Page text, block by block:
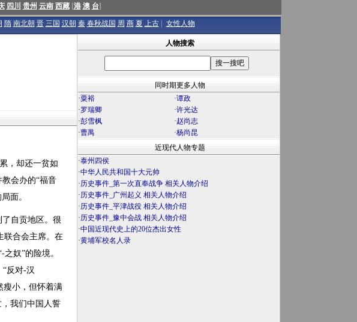
四川 贵州 云南 西藏[港 澳 台]
隋 南北朝 晋 三国 汉朝 秦 春秋战国 周 商 夏 上古 女性人物
，却还一贫如
会办的“福音
面。
自贡地区。很
联合会主席。在
奴”的险境。
反对-汉
瘦小，但怀着满
我们中国人誓
人物搜索
同时期更多人物
·粟裕 ·谭政
·罗瑞卿 ·许光达
·彭雪枫 ·赵尚志
·曹禺 ·杨尚昆
近现代人物专题
·泰州四侯
·中华人民共和国十大元帅
·历史事件_第一次直奉战争 相关人物介绍
·历史事件_广州起义 相关人物介绍
·历史事件_平津战役 相关人物介绍
·历史事件_豫中会战 相关人物介绍
·中国近现代史上的20位杰出女性
·黄埔军校名人录